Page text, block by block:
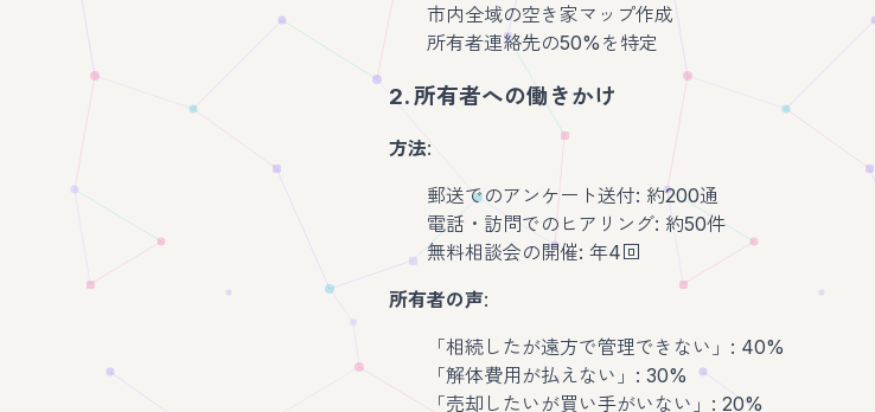
市内全域の空き家マップ作成
所有者連絡先の50%を特定
2. 所有者への働きかけ
方法:
郵送でのアンケート送付: 約200通
電話・訪問でのヒアリング: 約50件
無料相談会の開催: 年4回
所有者の声:
「相続したが遠方で管理できない」: 40%
「解体費用が払えない」: 30%
「売却したいが買い手がいない」: 20%